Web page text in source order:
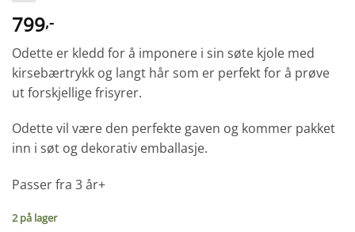
799,-
Odette er kledd for å imponere i sin søte kjole med
kirsebærtrykk og langt hår som er perfekt for å prøve
ut forskjellige frisyrer.
Odette vil være den perfekte gaven og kommer pakket
inn i søt og dekorativ emballasje.
Passer fra 3 år+
2 på lager